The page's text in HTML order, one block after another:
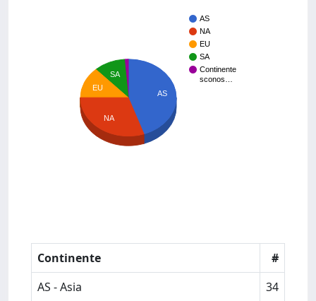
AS
NA
EU
SA
Continente
sconos…
AS
SA
EU
NA
Continente
#
AS - Asia
34